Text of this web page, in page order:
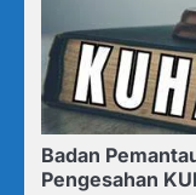
Badan
Pengesahan